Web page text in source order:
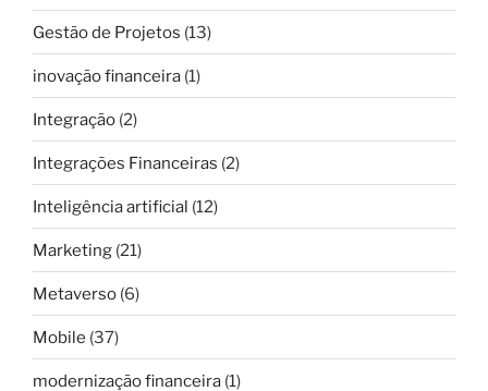
Gestão de Projetos (13)
inovação financeira (1)
Integração (2)
Integrações Financeiras (2)
Inteligência artificial (12)
Marketing (21)
Metaverso (6)
Mobile (37)
modernização financeira (1)